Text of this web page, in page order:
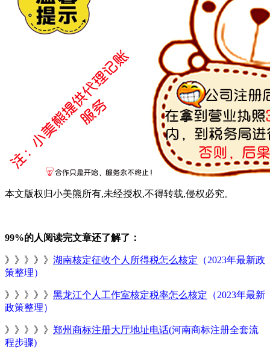
本文版权归小美熊所有,未经授权,不得转载,侵权必究。
99%的人阅读完文章还了解了：
》》》》》 湖南核定征收个人所得税怎么核定 （2023年最新政
策整理）
》》》》》 黑龙江个人工作室核定税率怎么核定 （2023年最新
政策整理）
》》》》》 郑州商标注册大厅地址电话(河南商标注册全套流
程步骤)